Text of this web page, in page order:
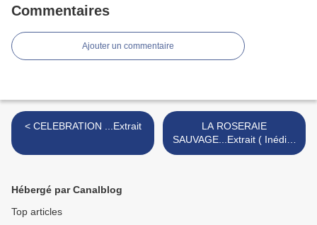
Commentaires
Ajouter un commentaire
< CELEBRATION ...Extrait
LA ROSERAIE
SAUVAGE...Extrait ( Inédit )
>
Hébergé par Canalblog
Top articles